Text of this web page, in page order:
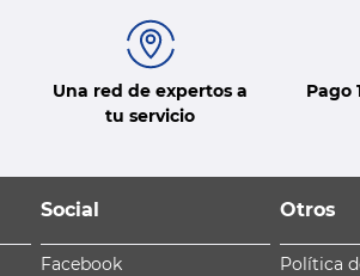
Una red de expertos a
tu servicio
Pago
Social
Facebook
Otros
Política